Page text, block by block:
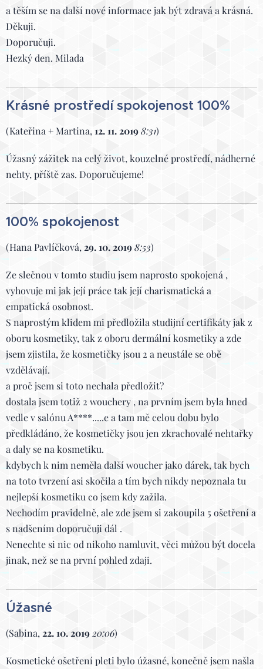
a těším se na další nové informace jak být zdravá a krásná.
Děkuji.
Doporučuji.
Hezký den. Milada
Krásné prostředí spokojenost 100%
(Kateřina + Martina,12. 11. 20198:31)
Úžasný zážitek na celý život, kouzelné prostředí, nádherné
nehty, příště zas. Doporučujeme!
100% spokojenost
(Hana Pavlíčková,29. 10. 20198:53)
Ze slečnou v tomto studiu jsem naprosto spokojená ,
vyhovuje mi jak její práce tak její charismatická a
empatická osobnost.
S naprostým klidem mi předložila studijní certifikáty jak z
oboru kosmetiky, tak z oboru dermální kosmetiky a zde
jsem zjistila, že kosmetičky jsou 2 a neustále se obě
vzdělávají.
a proč jsem si toto nechala předložit?
dostala jsem totiž 2 wouchery , na prvním jsem byla hned
vedle v salónu A****.....e a tam mě celou dobu bylo
předkládáno, že kosmetičky jsou jen zkrachovalé nehtařky
a daly se na kosmetiku.
kdybych k nim neměla další woucher jako dárek, tak bych
na toto tvrzení asi skočila a tím bych nikdy nepoznala tu
nejlepší kosmetiku co jsem kdy zažila.
Nechodím pravidelně, ale zde jsem si zakoupila 5 ošetření a
s nadšením doporučuji dál .
Nenechte si nic od nikoho namluvit, věci můžou být docela
jinak, než se na první pohled zdaji.
Úžasné
(Sabina,22. 10. 201920:06)
Kosmetické ošetření pleti bylo úžasné, konečně jsem našla